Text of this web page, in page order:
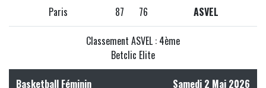
Paris 87 76 ASVEL
Classement ASVEL : 4ème
Betclic Elite
Basketball Féminin Samedi 2 Mai 2026